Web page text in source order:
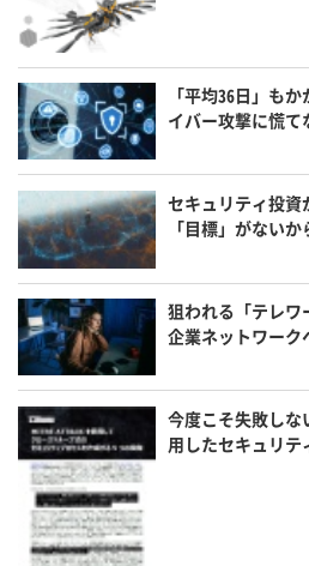
「平均36日」も
イバー攻撃に慌て
セキュリティ投
「目標」がないか
狙われる「テレワ
企業ネットワー
今度こそ失敗しな
用したセキュリ